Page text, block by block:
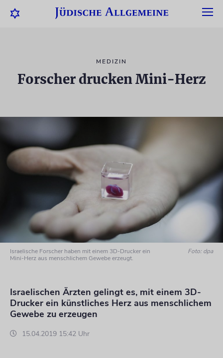
MEDIZIN
Forscher drucken Mini-Herz
Israelische Forscher haben mit einem 3D-Drucker ein
Mini-Herz aus menschlichem Gewebe erzeugt.
Foto: dpa
Israelischen Ärzten gelingt es, mit einem 3D-
Drucker ein künstliches Herz aus menschlichem
Gewebe zu erzeugen
15.04.2019 15:42 Uhr